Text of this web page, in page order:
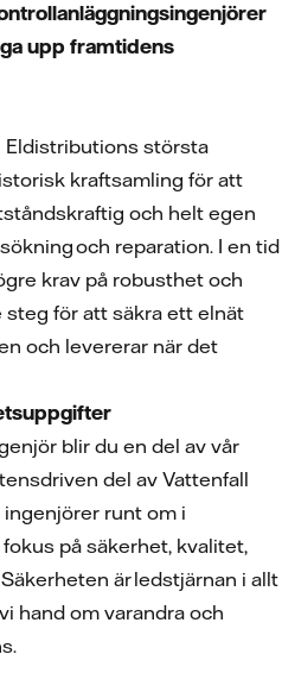
upp framtidens
Eldistributions största
kraftsamling för att
och helt egen
och reparation. I en tid
krav på robusthet och
för att säkra ett elnät
och levererar när det
blir du en del av vår
del av Vattenfall
runt om i
på säkerhet, kvalitet,
är ledstjärnan i allt
hand om varandra och